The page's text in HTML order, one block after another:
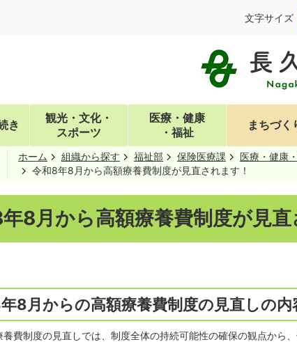
文字サイズ
き
観光・文化・
スポーツ
医療・健康
・福祉
まちづく
ホーム 組織から探す 福祉部 保険医療課 医療・健康
令和8年8月から高額療養費制度が見直されます！
8月から高額療養費制度が見直
8月からの高額療養費制度の見直しの内
養費制度の見直しでは、制度全体の持続可能性の確保の観点から